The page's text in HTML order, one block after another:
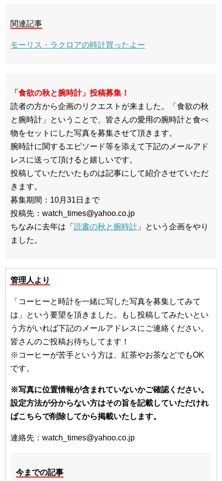
関連記事
モーリス・ラクロアの時計買ったよー
「食欲の秋と腕時計」投稿募集！
読者の方から企画のリクエストが来ました。「食欲の秋
と腕時計」ということで、皆さんの愛用の腕時計と食べ
物をセットにした写真を募集させて頂きます。
腕時計に関するエピソード等を添えて下記のメールアド
レスに送って頂けると嬉しいです。
投稿していただいたものは記事にして紹介させていただ
きます。
募集期間：10月31日まで
投稿先：watch_times@yahoo.co.jp
ちなみに去年は「 読書の秋と腕時計 」という企画をやり
ました。
管理人より
「コーヒーと時計を一緒に写した写真を募集してみて
は」という要望を頂きました。もし投稿してみたいとい
う方がいれば下記のメールアドレスにご連絡ください。
皆さんのご投稿お待ちしてます！
※コーヒーが苦手という方は、紅茶やお茶などでもOK
です。
※写真に位置情報が含まれていないかご確認ください。
設定方法が分からない方はその旨を記載していただけれ
ばこちらで削除してから掲載いたします。
連絡先：watch_times@yahoo.co.jp
今までの記事